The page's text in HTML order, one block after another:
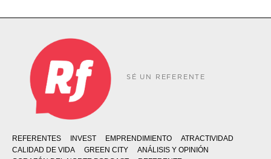
SÉ UN REFERENTE
REFERENTES INVEST EMPRENDIMIENTO
ATRACTIVIDAD
CALIDAD DE VIDA
GREEN CITY
ANÁLISIS Y OPINIÓN